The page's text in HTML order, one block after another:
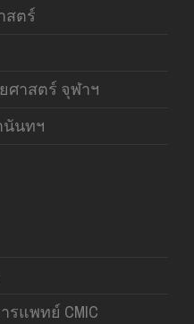
สตร์
าสตร์ จุฬาฯ
นันทฯ
แพทย์ CMIC